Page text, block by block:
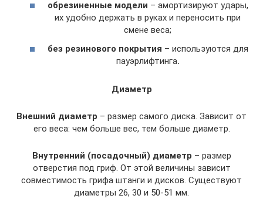
обрезиненные модели – амортизируют удары,
их удобно держать в руках и переносить при
смене веса;
без резинового покрытия – используются для
пауэрлифтинга.
Диаметр
Внешний диаметр – размер самого диска. Зависит от
его веса: чем больше вес, тем больше диаметр.
Внутренний (посадочный) диаметр – размер
отверстия под гриф. От этой величины зависит
совместимость грифа штанги и дисков. Существуют
диаметры 26, 30 и 50-51 мм.